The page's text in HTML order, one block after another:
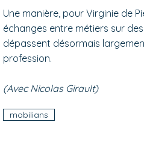
Une manière, pour Virginie de
échanges entre métiers sur
dépassent désormais
profession.
(Avec Nicolas Girault)
mobilians